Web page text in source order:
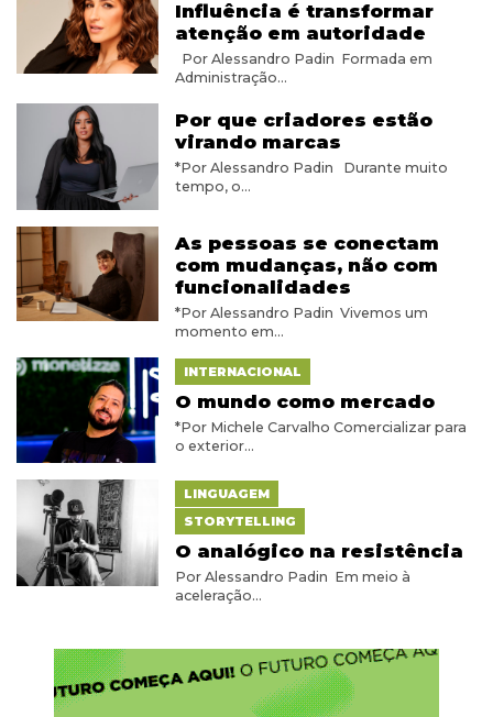
Influência é transformar
atenção em autoridade
Por Alessandro Padin Formada em
Administração...
Por que criadores estão
virando marcas
*Por Alessandro Padin Durante muito
tempo, o...
As pessoas se conectam
com mudanças, não com
funcionalidades
*Por Alessandro Padin Vivemos um
momento em...
INTERNACIONAL
O mundo como mercado
*Por Michele Carvalho Comercializar para
o exterior...
LINGUAGEM
STORYTELLING
O analógico na resistência
Por Alessandro Padin Em meio à
aceleração...